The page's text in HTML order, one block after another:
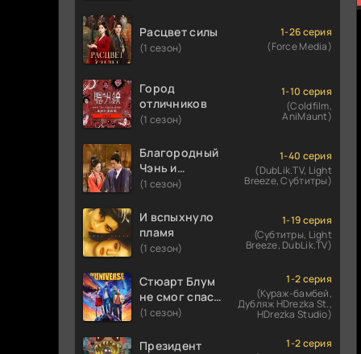
Расцвет силы
(1 сезон)
1-26 серия
(Force Media)
Город
отличников
(1 сезон)
1-10 серия
(Coldfilm,
AniMaunt)
Благородный
Чэнь и
прекрасная
(1 сезон)
1-40 серия
(DubLik.TV, Light
Breeze, Субтитры)
И вспыхнуло
пламя
(1 сезон)
1-19 серия
(Субтитры, Light
Breeze, DubLik.TV)
Стюарт Блум
не смог спасти
вселенную
(1 сезон)
1-2 серия
(Кураж-бамбей,
Дубляж HDrezka St.,
HDrezka Studio)
Президент
1-2 серия